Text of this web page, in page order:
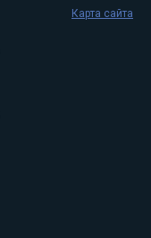
Карта сайта